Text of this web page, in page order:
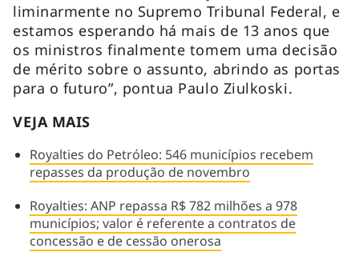
liminarmente no Supremo Tribunal Federal, e
estamos esperando há mais de 13 anos que
os ministros finalmente tomem uma decisão
de mérito sobre o assunto, abrindo as portas
para o futuro”, pontua Paulo Ziulkoski.
VEJA MAIS
Royalties do Petróleo: 546 municípios recebem
repasses da produção de novembro
Royalties: ANP repassa R$ 782 milhões a 978
municípios; valor é referente a contratos de
concessão e de cessão onerosa